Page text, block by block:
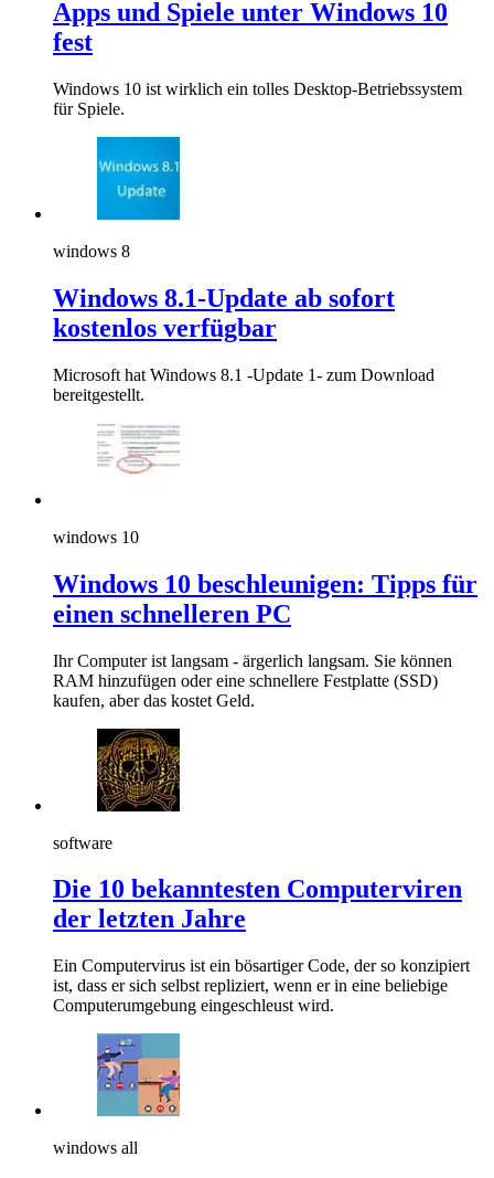
Apps und Spiele unter Windows 10
fest
Windows 10 ist wirklich ein tolles Desktop-Betriebssystem
für Spiele.
windows 8
Windows 8.1-Update ab sofort
kostenlos verfügbar
Microsoft hat Windows 8.1 -Update 1- zum Download
bereitgestellt.
windows 10
Windows 10 beschleunigen: Tipps für
einen schnelleren PC
Ihr Computer ist langsam - ärgerlich langsam. Sie können
RAM hinzufügen oder eine schnellere Festplatte (SSD)
kaufen, aber das kostet Geld.
software
Die 10 bekanntesten Computerviren
der letzten Jahre
Ein Computervirus ist ein bösartiger Code, der so konzipiert
ist, dass er sich selbst repliziert, wenn er in eine beliebige
Computerumgebung eingeschleust wird.
windows all